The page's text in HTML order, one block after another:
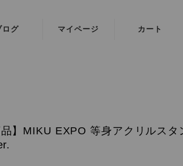
ログ マイページ カート
品】MIKU EXPO 等身アクリルスタ